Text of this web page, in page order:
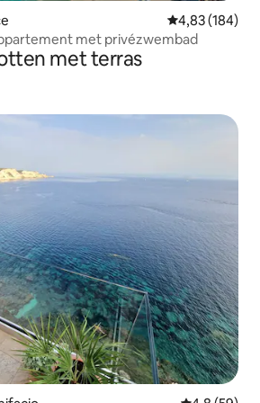
Gemiddelde
4,83 (184)
met privézwembad
met terras